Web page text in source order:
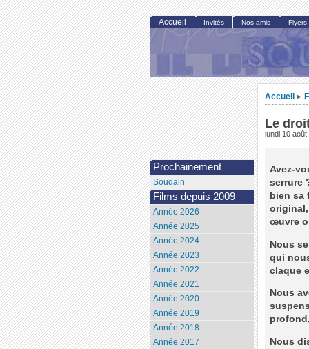
Accueil >
Le
lundi 10 août
Avez-
serrure
bien sa
œuvre
Nous
qui
claque
Nous
Nous
Accueil Invités Nos amis Flyers
Prochainement
Soudain
Films depuis 2009
Année 2026
Année 2025
Année 2024
Année 2023
Année 2022
Année 2021
Année 2020
Année 2019
Année 2018
Année 2017